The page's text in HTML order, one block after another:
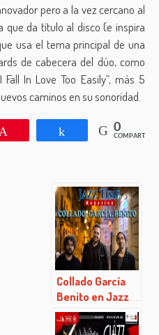
pero a la vez cercano al
que da título al disco (e inspira
usa el tema principal de una
de cabecera del dúo, como
Fall In Love Too Easily”, más 5
caminos en su sonoridad.
Compartir
0
COMPARTIR
Collado García
Benito en Jazz
Time